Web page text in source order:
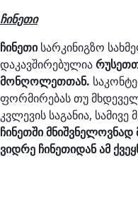
ჩინეთი
ჩინეთისარკინიგზო
დაკავშირებულია
მონღოლეთთან.
ფორმირებას თუ
კვლევის საგანია,
ჩინეთში
ვიდრე ჩინეთიდან ამ